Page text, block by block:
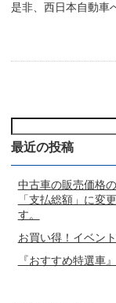
是非、西日本自動車
索:
最近の投稿
中古車の販売価格
「支払総額」に変
す。
お買い得！イベン
『おすすめ特選車』